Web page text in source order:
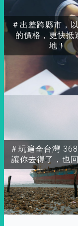
＃出差跨縣市，
的價格，更快抵
地！
＃玩遍全台灣 368
讓你去得了，也